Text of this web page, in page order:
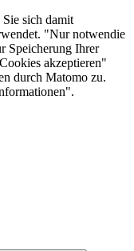
sich damit
"Nur notwendie
Speicherung Ihrer
akzeptieren"
durch Matomo zu.